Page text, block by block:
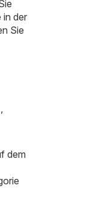
in der
Sie
dem